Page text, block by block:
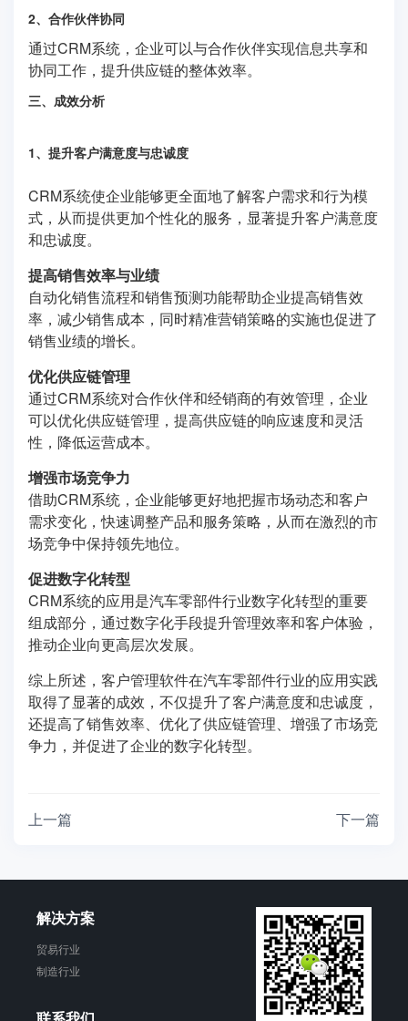
2、合作伙伴协同
通过CRM系统，企业可以与合作伙伴实现信息共享和
协同工作，提升供应链的整体效率。
三、成效分析
1、提升客户满意度与忠诚度
CRM系统使企业能够更全面地了解客户需求和行为模
式，从而提供更加个性化的服务，显著提升客户满意度
和忠诚度。
提高销售效率与业绩
自动化销售流程和销售预测功能帮助企业提高销售效
率，减少销售成本，同时精准营销策略的实施也促进了
销售业绩的增长。
优化供应链管理
通过CRM系统对合作伙伴和经销商的有效管理，企业
可以优化供应链管理，提高供应链的响应速度和灵活
性，降低运营成本。
增强市场竞争力
借助CRM系统，企业能够更好地把握市场动态和客户
需求变化，快速调整产品和服务策略，从而在激烈的市
场竞争中保持领先地位。
促进数字化转型
CRM系统的应用是汽车零部件行业数字化转型的重要
组成部分，通过数字化手段提升管理效率和客户体验，
推动企业向更高层次发展。
综上所述，客户管理软件在汽车零部件行业的应用实践
取得了显著的成效，不仅提升了客户满意度和忠诚度，
还提高了销售效率、优化了供应链管理、增强了市场竞
争力，并促进了企业的数字化转型。
上一篇 下一篇
解决方案
贸易行业
制造行业